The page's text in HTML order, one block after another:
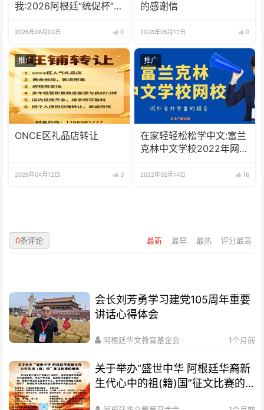
我:2026阿根廷“统促杯”水
圆满落幕
2026年06月03日 0
的感谢信
2026年05月17日 0
推广
ONCE区礼品店转让
2026年04月12日 3
推广
在家轻轻松松学中文:富兰
克林中文学校2022年网校
2022年02月14日 16
最新 最早 最热 评分最高
0条评论
会长刘芳勇学习建党105周年重要
讲话心得体会
阿根廷华文教育基金会 1个月前
关于举办“盛世中华 阿根廷华裔新
生代心中的祖(籍)国”征文比赛的